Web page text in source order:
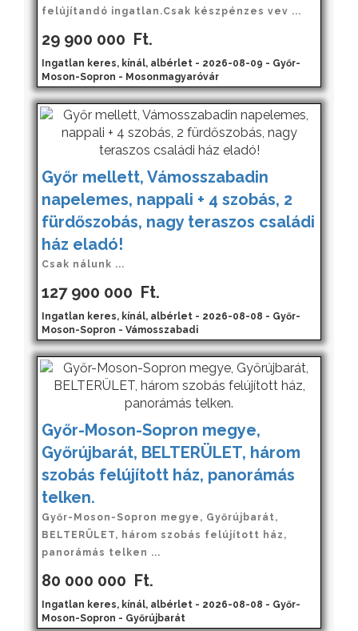
felújítandó ingatlan.Csak készpénzes vev ...
29 900 000 Ft.
Ingatlan keres, kínál, albérlet - 2026-08-09 - Győr-
Moson-Sopron - Mosonmagyaróvár
Győr mellett, Vámosszabadin
napelemes, nappali + 4 szobás, 2
fürdőszobás, nagy teraszos családi
ház eladó!
Csak nálunk ...
127 900 000 Ft.
Ingatlan keres, kínál, albérlet - 2026-08-08 - Győr-
Moson-Sopron - Vámosszabadi
Győr-Moson-Sopron megye,
Győrújbarát, BELTERÜLET, három
szobás felújított ház, panorámás
telken.
Győr-Moson-Sopron megye, Győrújbarát,
BELTERÜLET, három szobás felújított ház,
panorámás telken ...
80 000 000 Ft.
Ingatlan keres, kínál, albérlet - 2026-08-08 - Győr-
Moson-Sopron - Győrújbarát